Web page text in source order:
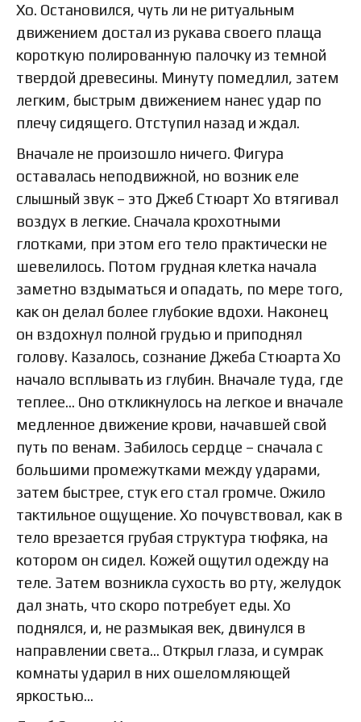
Хо. Остановился, чуть ли не ритуальным
движением достал из рукава своего плаща
короткую полированную палочку из темной
твердой древесины. Минуту помедлил, затем
легким, быстрым движением нанес удар по
плечу сидящего. Отступил назад и ждал.
Вначале не произошло ничего. Фигура
оставалась неподвижной, но возник еле
слышный звук – это Джеб Стюарт Хо втягивал
воздух в легкие. Сначала крохотными
глотками, при этом его тело практически не
шевелилось. Потом грудная клетка начала
заметно вздыматься и опадать, по мере того,
как он делал более глубокие вдохи. Наконец
он вздохнул полной грудью и приподнял
голову. Казалось, сознание Джеба Стюарта Хо
начало всплывать из глубин. Вначале туда, где
теплее… Оно откликнулось на легкое и вначале
медленное движение крови, начавшей свой
путь по венам. Забилось сердце – сначала с
большими промежутками между ударами,
затем быстрее, стук его стал громче. Ожило
тактильное ощущение. Хо почувствовал, как в
тело врезается грубая структура тюфяка, на
котором он сидел. Кожей ощутил одежду на
теле. Затем возникла сухость во рту, желудок
дал знать, что скоро потребует еды. Хо
поднялся, и, не размыкая век, двинулся в
направлении света… Открыл глаза, и сумрак
комнаты ударил в них ошеломляющей
яркостью…